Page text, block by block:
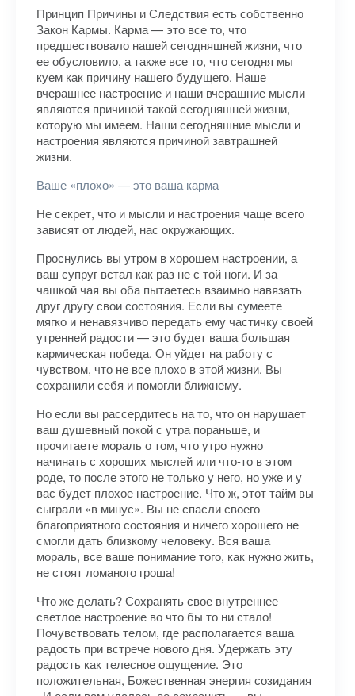
Принцип Причины и Следствия есть собственно
Закон Кармы. Карма — это все то, что
предшествовало нашей сегодняшней жизни, что
ее обусловило, а также все то, что сегодня мы
куем как причину нашего будущего. Наше
вчерашнее настроение и наши вчерашние мысли
являются причиной такой сегодняшней жизни,
которую мы имеем. Наши сегодняшние мысли и
настроения являются причиной завтрашней
жизни.
Ваше «плохо» — это ваша карма
Не секрет, что и мысли и настроения чаще всего
зависят от людей, нас окружающих.
Проснулись вы утром в хорошем настроении, а
ваш супруг встал как раз не с той ноги. И за
чашкой чая вы оба пытаетесь взаимно навязать
друг другу свои состояния. Если вы сумеете
мягко и ненавязчиво передать ему частичку своей
утренней радости — это будет ваша большая
кармическая победа. Он уйдет на работу с
чувством, что не все плохо в этой жизни. Вы
сохранили себя и помогли ближнему.
Но если вы рассердитесь на то, что он нарушает
ваш душевный покой с утра пораньше, и
прочитаете мораль о том, что утро нужно
начинать с хороших мыслей или что-то в этом
роде, то после этого не только у него, но уже и у
вас будет плохое настроение. Что ж, этот тайм вы
сыграли «в минус». Вы не спасли своего
благоприятного состояния и ничего хорошего не
смогли дать близкому человеку. Вся ваша
мораль, все ваше понимание того, как нужно жить,
не стоят ломаного гроша!
Что же делать? Сохранять свое внутреннее
светлое настроение во что бы то ни стало!
Почувствовать телом, где располагается ваша
радость при встрече нового дня. Удержать эту
радость как телесное ощущение. Это
положительная, Божественная энергия созидания